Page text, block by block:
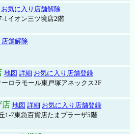
お気に入り店舗解除
1イオン三ツ境店2階
店舗解除
地図 詳細 お気に入り店舗登録
ロラモール東戸塚アネックス2F
店 地図 詳細 お気に入り店舗登録
1-7東急百貨店たまプラーザ5階